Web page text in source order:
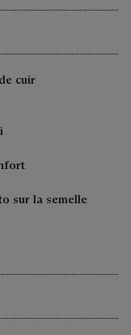
cuir
sur la semelle